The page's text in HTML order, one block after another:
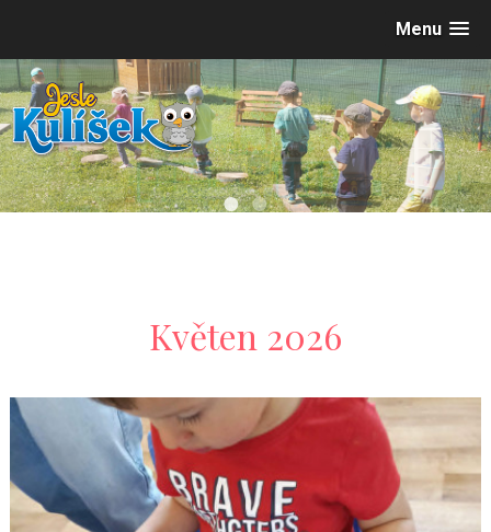
Menu
••
Květen 2026